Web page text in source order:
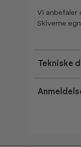
Vi anbefaler
Skiverne
Tekniske